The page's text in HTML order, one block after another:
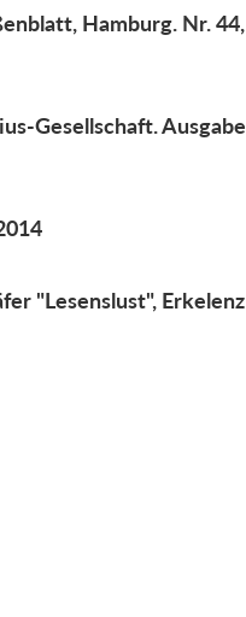
Hamburg. Nr. 44,
Gesellschaft. Ausgabe
"Lesenslust", Erkelenz